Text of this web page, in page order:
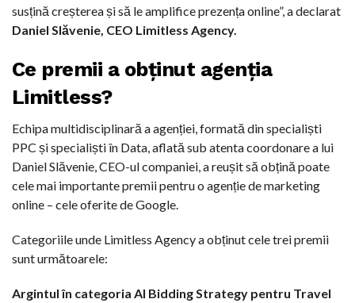
susțină creșterea și să le amplifice prezența online”, a declarat
Daniel Slăvenie, CEO Limitless Agency.
Ce premii a obținut agenția
Limitless?
Echipa multidisciplinară a agenției, formată din specialiști
PPC și specialiști în Data, aflată sub atenta coordonare a lui
Daniel Slăvenie, CEO-ul companiei, a reușit să obțină poate
cele mai importante premii pentru o agenție de marketing
online – cele oferite de Google.
Categoriile unde Limitless Agency a obținut cele trei premii
sunt următoarele:
Argintul în categoria AI Bidding Strategy pentru Travel